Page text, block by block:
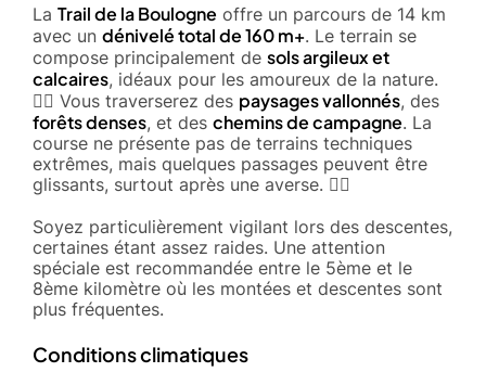
La Trail de la Boulogne offre un parcours de 14 km
avec un dénivelé total de 160 m+. Le terrain se
compose principalement de sols argileux et
calcaires, idéaux pour les amoureux de la nature.
🚵‍♂️ Vous traverserez des paysages vallonnés, des
forêts denses, et des chemins de campagne. La
course ne présente pas de terrains techniques
extrêmes, mais quelques passages peuvent être
glissants, surtout après une averse. 🚶‍♂️
Soyez particulièrement vigilant lors des descentes,
certaines étant assez raides. Une attention
spéciale est recommandée entre le 5ème et le
8ème kilomètre où les montées et descentes sont
plus fréquentes.
Conditions climatiques